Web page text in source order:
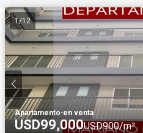
1/12
Apartamento·en venta
USD99,000USD900/m²